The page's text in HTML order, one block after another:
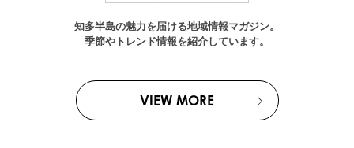
知多半島の魅力を届ける地域情報マガジン。
季節やトレンド情報を紹介しています。
VIEW MORE